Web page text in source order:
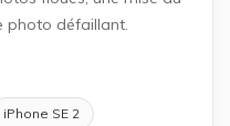
photo défaillant.
iPhone SE 2